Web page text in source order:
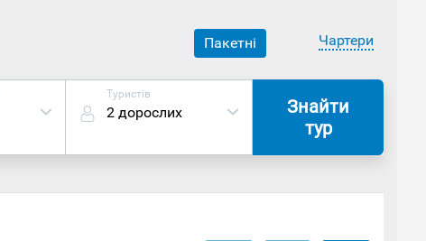
Пакетні Чартери
Туристів
2 дорослих
Знайти
тур